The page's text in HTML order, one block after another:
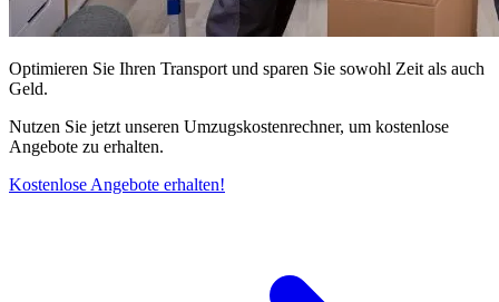
Optimieren Sie Ihren Transport und sparen Sie sowohl Zeit als auch
Geld.
Nutzen Sie jetzt unseren Umzugskostenrechner, um kostenlose
Angebote zu erhalten.
Kostenlose Angebote erhalten!